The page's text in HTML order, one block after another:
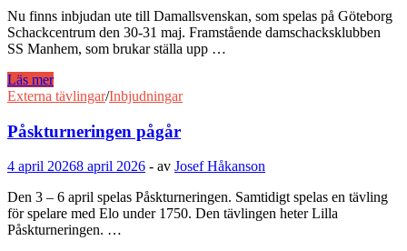
Nu finns inbjudan ute till Damallsvenskan, som spelas på Göteborg
Schackcentrum den 30-31 maj. Framstående damschacksklubben
SS Manhem, som brukar ställa upp …
Inbjudan
till
Läs mer
Externa tävlingar/Inbjudningar
Påskturneringen pågår
4 april 20268 april 2026 - av Josef Håkanson
Den 3 – 6 april spelas Påskturneringen. Samtidigt spelas en tävling
för spelare med Elo under 1750. Den tävlingen heter Lilla
Påskturneringen. …